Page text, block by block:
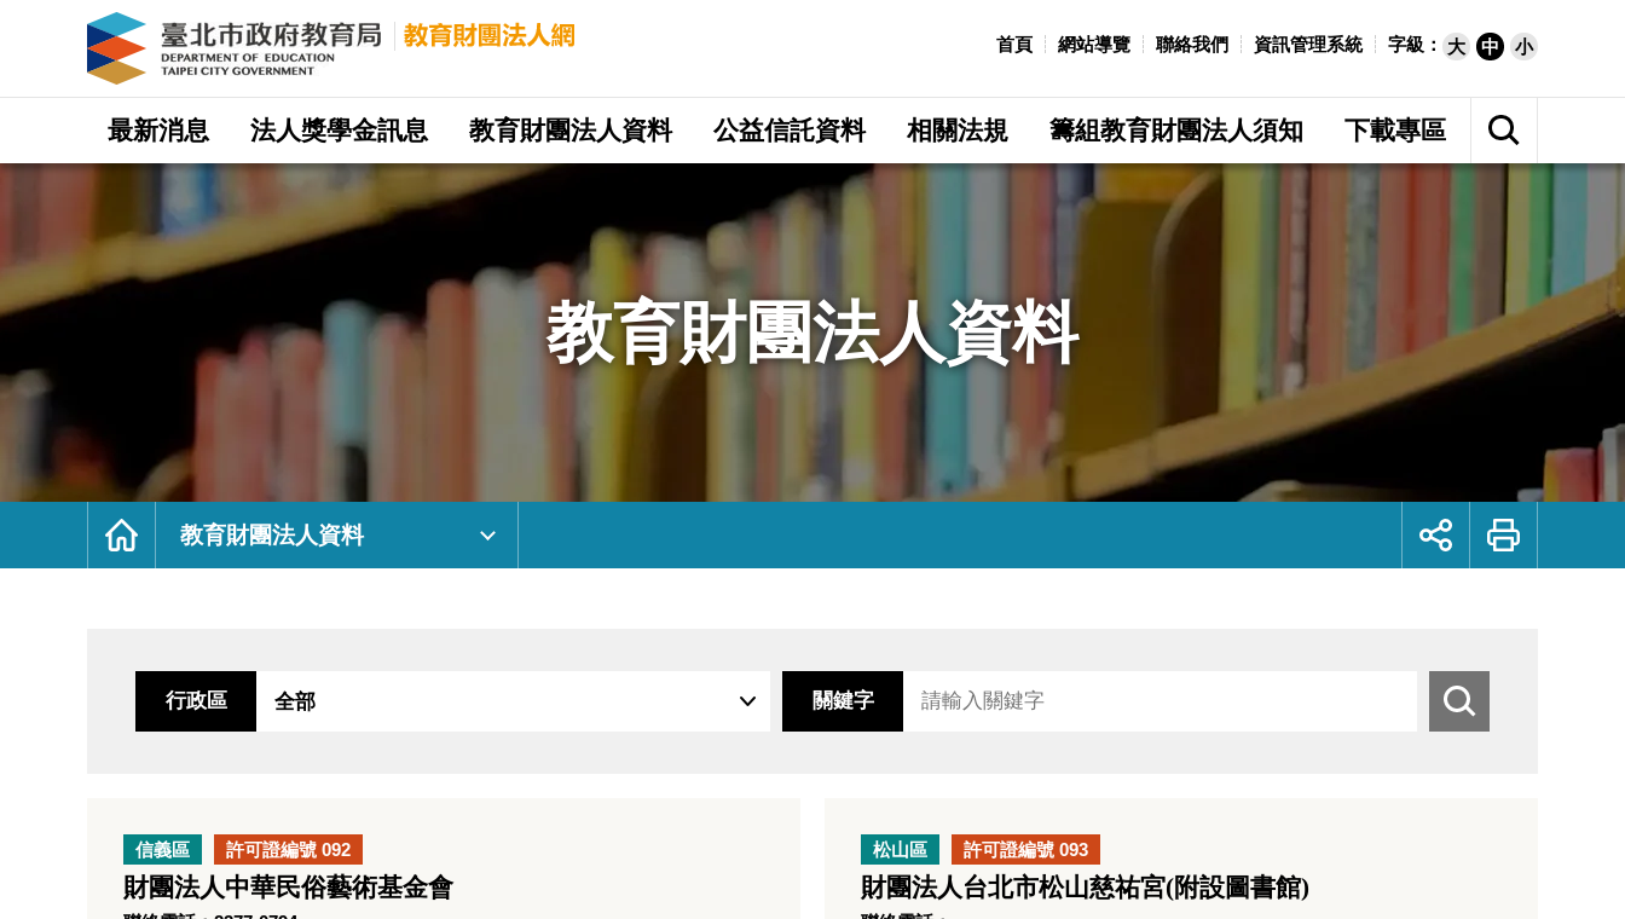
｜
府
首頁 網站導覽 聯絡我們 資訊管理系統 字級： 大 中 小
網
最新消息 法人獎學金訊息 教育財團法人資料 公益信託資料 相關法規 籌組教育財團法人須知 下載專區
展
開
網
站
尋
教育財團法人資料
首
教育財團法人資料
展
鈕
列
行政區 關鍵字
搜
尋
信義區 許可證編號 092
財團法人中華民俗藝術基金會
松山區 許可證編號 093
財團法人台北市松山慈祐宮(附設圖書館)